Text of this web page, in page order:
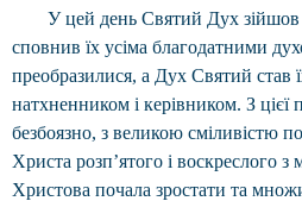
У цей день Святий Дух зійшов
сповнив їх усіма благодатними
преобразилися, а Дух Святий став
натхненником і керівником. З
безбоязно, з великою сміливістю
Христа розп’ятого і воскреслого
Христова почала зростати та